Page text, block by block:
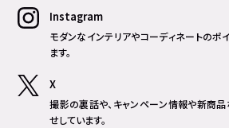
Instagram
モダンなインテリアやコーディネートのポ
ます。
X
撮影の裏話や、キャンペーン情報や新商
せしています。